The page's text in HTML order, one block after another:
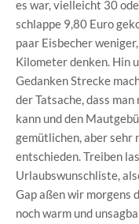
es war, vielleicht 30
schlappe 9,80 Euro
paar Eisbecher
Kilometer denken. Hin
Gedanken Strecke
der Tatsache, dass
kann und den
gemütlichen, aber sehr
entschieden. Treiben
Urlaubswunschliste,
Gap aßen wir morgens
noch warm und